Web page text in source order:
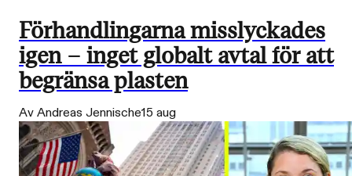
Förhandlingarna misslyckades
igen – inget globalt avtal för att
begränsa plasten
Av Andreas Jennische15 aug